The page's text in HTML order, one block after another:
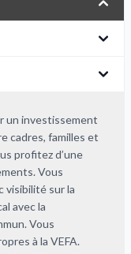
un investissement
cadres, familles et
profitez d’une
Vous
visibilité sur la
avec la
Vous
à la VEFA.